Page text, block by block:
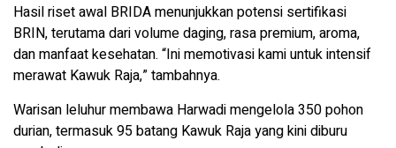
Hasil riset awal BRIDA menunjukkan potensi sertifikasi
BRIN, terutama dari volume daging, rasa premium, aroma,
dan manfaat kesehatan. “Ini memotivasi kami untuk intensif
merawat Kawuk Raja,” tambahnya.
Warisan leluhur membawa Harwadi mengelola 350 pohon
durian, termasuk 95 batang Kawuk Raja yang kini diburu